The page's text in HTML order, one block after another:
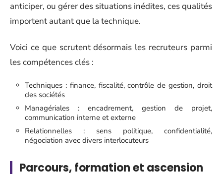
anticiper, ou gérer des situations inédites, ces qualités
importent autant que la technique.
Voici ce que scrutent désormais les recruteurs parmi
les compétences clés :
Techniques : finance, fiscalité, contrôle de gestion, droit
des sociétés
Managériales : encadrement, gestion de projet,
communication interne et externe
Relationnelles : sens politique, confidentialité,
négociation avec divers interlocuteurs
Parcours, formation et ascension